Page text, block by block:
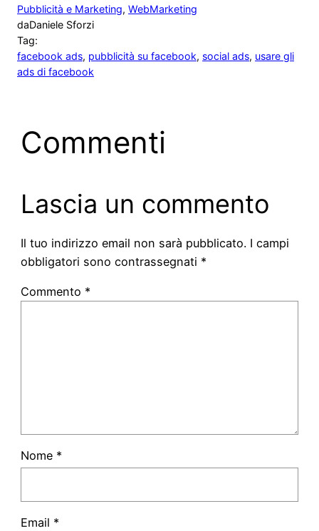
Pubblicità e Marketing, WebMarketing
daDaniele Sforzi
Tag:
facebook ads, pubblicità su facebook, social ads, usare gli
ads di facebook
Commenti
Lascia un commento
Il tuo indirizzo email non sarà pubblicato. I campi
obbligatori sono contrassegnati *
Commento *
Nome *
Email *